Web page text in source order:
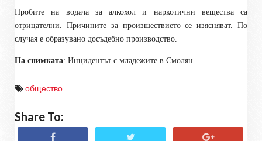
Пробите на водача за алкохол и наркотични вещества са
отрицателни. Причините за произшествието се изясняват. По
случая е образувано досъдебно производство.
На снимката: Инцидентът с младежите в Смолян
общество
Share To: